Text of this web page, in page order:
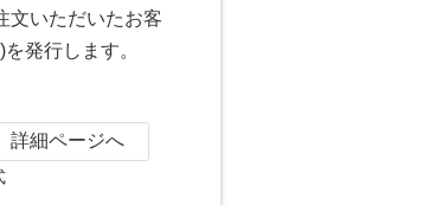
文いただいたお客
発行します。
詳細ページへ